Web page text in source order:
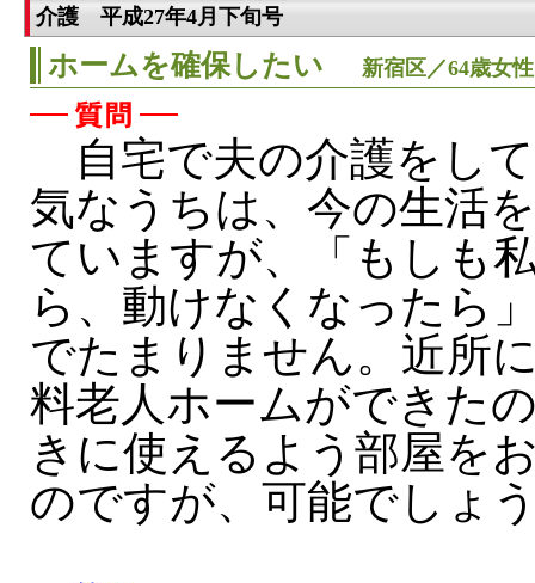
介護 平成27年4月下旬号
ホームを確保したい 新宿区／64歳女性
自宅で夫の介護をし
気なうちは、今の生活
ていますが、「もしも
ら、動けなくなったら
でたまりません。近所
料老人ホームができた
きに使えるよう部屋を
のですが、可能でしょ